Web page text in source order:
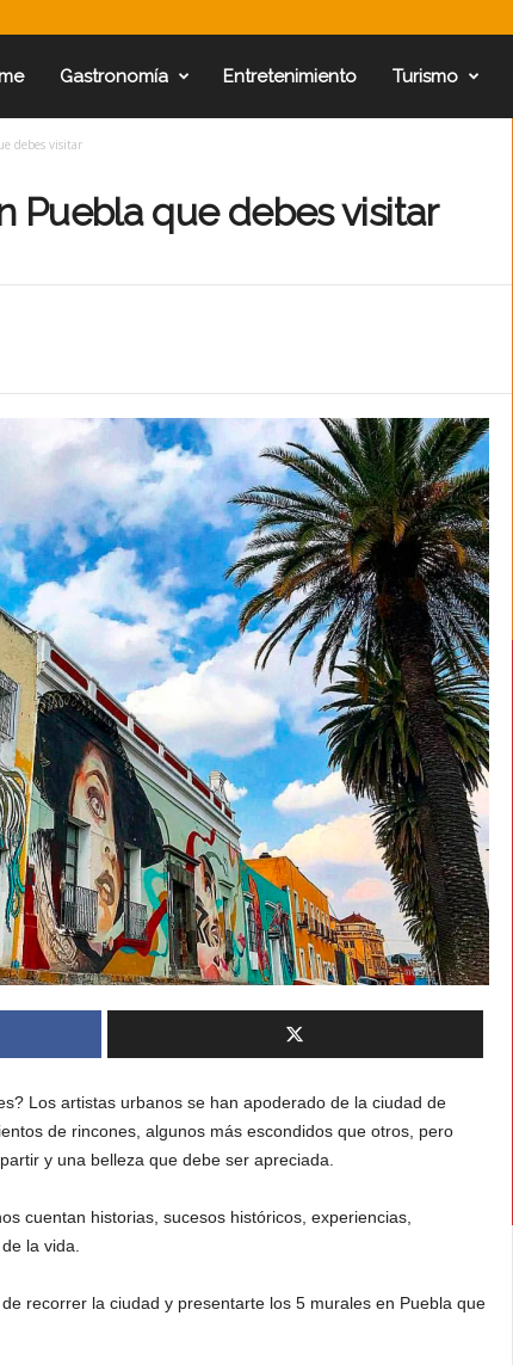
Gastronomía Entretenimiento Turismo
debes visitar
Puebla que debes visitar
Los artistas urbanos se han apoderado de la ciudad de
de rincones, algunos más escondidos que otros, pero
y una belleza que debe ser apreciada.
cuentan historias, sucesos históricos, experiencias,
la vida.
recorrer la ciudad y presentarte los 5 murales en Puebla que